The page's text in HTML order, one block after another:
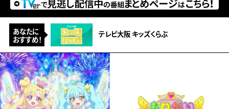
あなたに
おすすめ！
テレビ大阪 キッズくらぶ